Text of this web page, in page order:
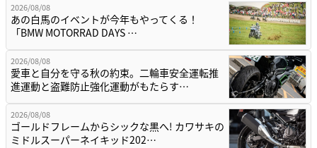
2026/08/08
あの白馬のイベントが今年もやってくる！
「BMW MOTORRAD DAYS …
2026/08/08
愛車と自分を守る秋の約束。二輪車安全運転推
進運動と盗難防止強化運動がもたらす…
2026/08/08
ゴールドフレームからシックな黒へ! カワサキの
ミドルスーパーネイキッド202…